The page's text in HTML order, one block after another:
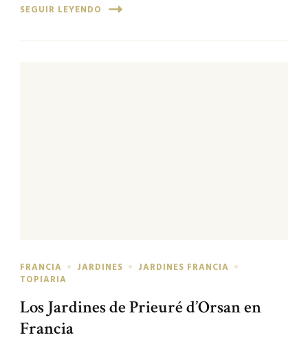
SEGUIR LEYENDO
FRANCIA JARDINES
JARDINES FRANCIA
TOPIARIA
Los Jardines de Prieuré d’Orsan en
Francia